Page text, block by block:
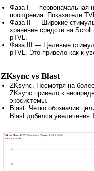
Фаза I — первоначальная
поощрения. Показатели
Фаза II — Широкие
хранение средств на
pTVL.
Фаза III — Целевые
pTVL. Это привело как к
ZKsync vs Blast
ZKsync. Несмотря на
ZKsync привело к
экосистемы.
Blast. Четко обозначив
Blast добился увеличения